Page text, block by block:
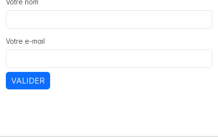
Votre nom
Votre e-mail
VALIDER